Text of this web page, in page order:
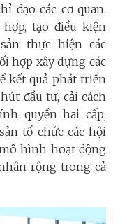
đạo các cơ quan,
tạo điều kiện
thực hiện các
hợp xây dựng các
kết quả phát triển
đầu tư, cải cách
quyền hai cấp;
tổ chức các hội
hình hoạt động
rộng trong cả